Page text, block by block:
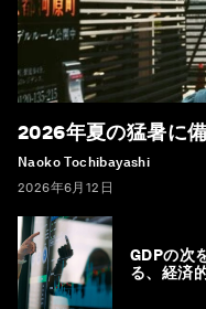
2026年夏の猛暑に
Naoko Tochibayashi
2026年6月12日
GDPの次
る、経済